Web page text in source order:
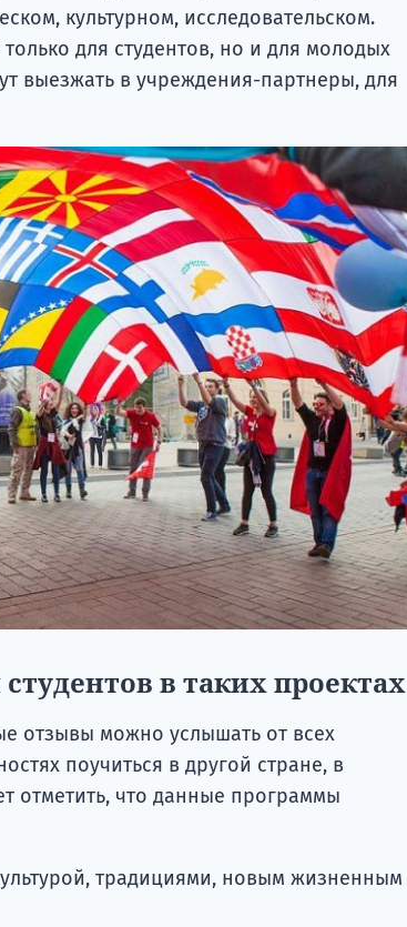
культурном, исследовательском.
для студентов, но и для молодых
выезжать в учреждения-партнеры, для
в таких проектах
отзывы можно услышать от всех
поучиться в другой стране, в
отметить, что данные программы
традициями, новым жизненным